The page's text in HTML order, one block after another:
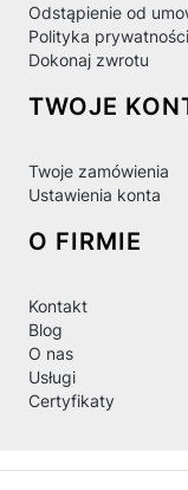
Odstąpienie od
Polityka prywatności
Dokonaj zwrotu
TWOJE
Twoje zamówienia
Ustawienia konta
O FIRMIE
Kontakt
Blog
O nas
Usługi
Certyfikaty